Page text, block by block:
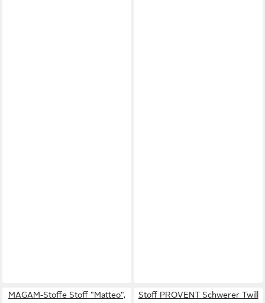
MAGAM-Stoffe Stoff "Matteo",
Stoff PROVENT Schwerer Twill